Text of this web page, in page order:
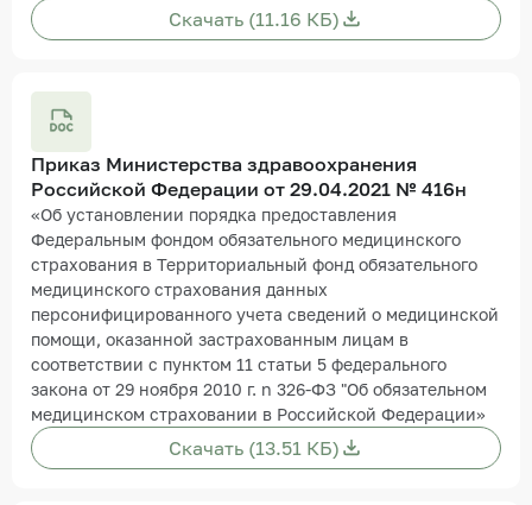
Скачать (11.16 КБ)
Приказ Министерства здравоохранения
Российской Федерации от 29.04.2021 № 416н
«Об установлении порядка предоставления
Федеральным фондом обязательного медицинского
страхования в Территориальный фонд обязательного
медицинского страхования данных
персонифицированного учета сведений о медицинской
помощи, оказанной застрахованным лицам в
соответствии с пунктом 11 статьи 5 федерального
закона от 29 ноября 2010 г. n 326-ФЗ "Об обязательном
медицинском страховании в Российской Федерации»
Скачать (13.51 КБ)